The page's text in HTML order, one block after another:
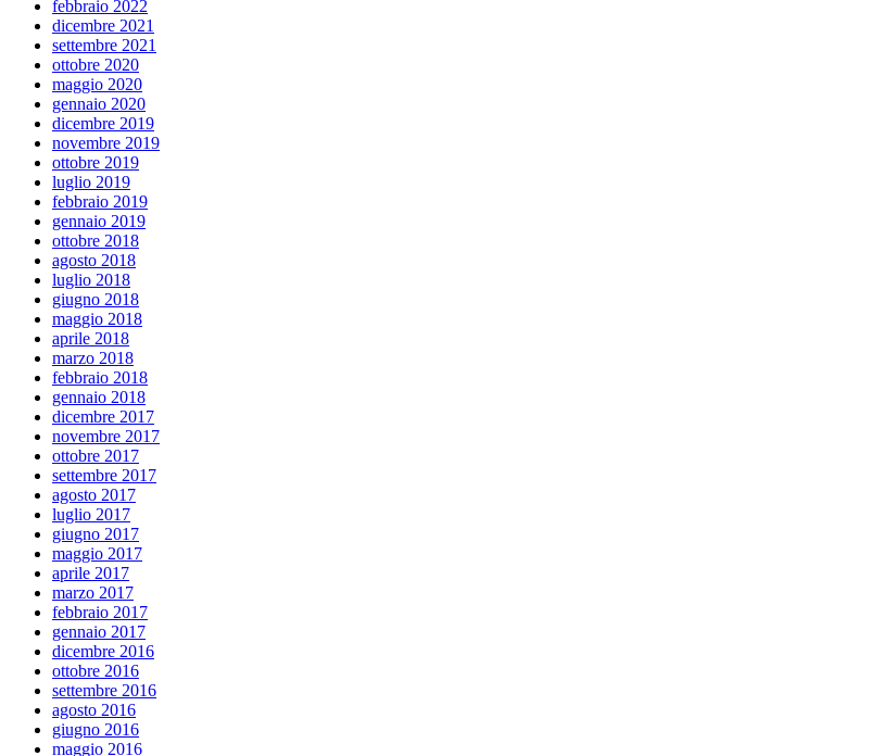
febbraio 2022
dicembre 2021
settembre 2021
ottobre 2020
maggio 2020
gennaio 2020
dicembre 2019
novembre 2019
ottobre 2019
luglio 2019
febbraio 2019
gennaio 2019
ottobre 2018
agosto 2018
luglio 2018
giugno 2018
maggio 2018
aprile 2018
marzo 2018
febbraio 2018
gennaio 2018
dicembre 2017
novembre 2017
ottobre 2017
settembre 2017
agosto 2017
luglio 2017
giugno 2017
maggio 2017
aprile 2017
marzo 2017
febbraio 2017
gennaio 2017
dicembre 2016
ottobre 2016
settembre 2016
agosto 2016
giugno 2016
maggio 2016